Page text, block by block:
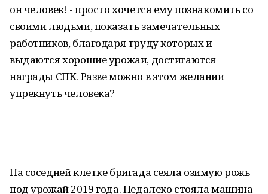
он человек! - просто хочется ему познакомить со
своими людьми, показать замечательных
работников, благодаря труду которых и
выдаются хорошие урожаи, достигаются
награды СПК. Разве можно в этом желании
упрекнуть человека?
На соседней клетке бригада сеяла озимую рожь
под урожай 2019 года. Недалеко стояла машина